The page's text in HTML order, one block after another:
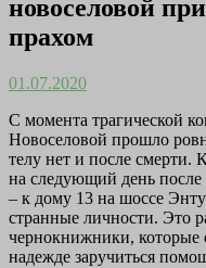
новоселовой
прахом
01.07.2020
С момента трагической
Новоселовой прошло
телу нет и после смерти.
на следующий день после
– к дому 13 на шоссе
странные личности. Это
чернокнижники, которые
надежде заручиться